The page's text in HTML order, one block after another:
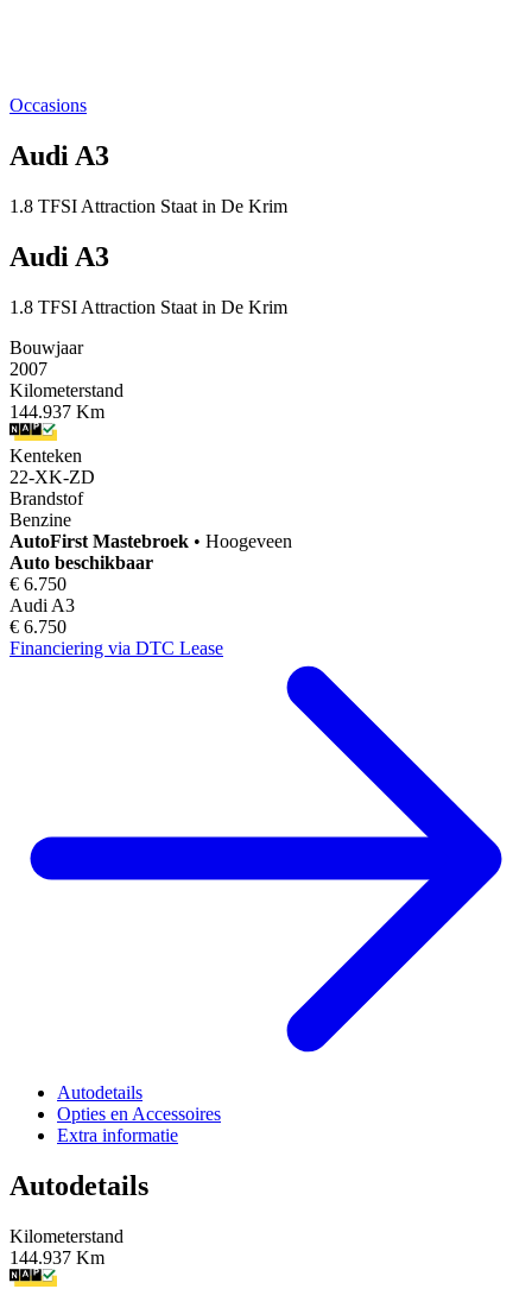
Occasions
Audi A3
1.8 TFSI Attraction Staat in De Krim
Audi A3
1.8 TFSI Attraction Staat in De Krim
Bouwjaar
2007
Kilometerstand
144.937 Km
Kenteken
22-XK-ZD
Brandstof
Benzine
AutoFirst Mastebroek • Hoogeveen
Auto beschikbaar
€ 6.750
Audi A3
€ 6.750
Financiering via DTC Lease
Autodetails
Opties en Accessoires
Extra informatie
Autodetails
Kilometerstand
144.937 Km